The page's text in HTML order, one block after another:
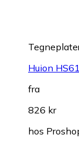
Huion
fra
826 kr
hos